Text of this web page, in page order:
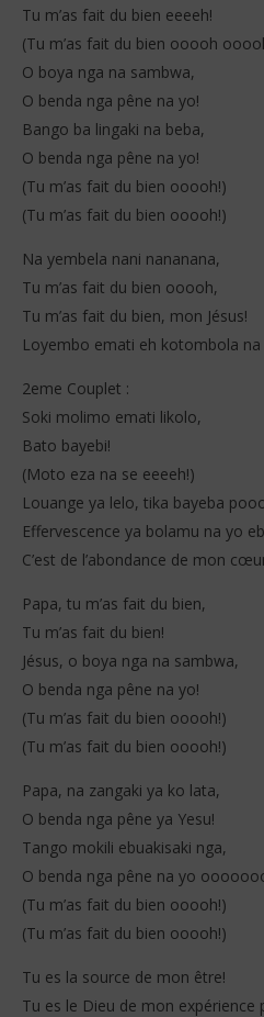
Tu m’as fait du bien eeeeh!
(Tu m’as fait du bien ooooh
O boya nga na sambwa,
O benda nga pêne na yo!
Bango ba lingaki na beba,
O benda nga pêne na yo!
(Tu m’as fait du bien ooooh!)
(Tu m’as fait du bien ooooh!)
Na yembela nani nananana,
Tu m’as fait du bien ooooh,
Tu m’as fait du bien, mon Jésus!
Loyembo emati eh kotombola
2eme Couplet :
Soki molimo emati likolo,
Bato bayebi!
(Moto eza na se eeeeh!)
Louange ya lelo, tika bayeba
Effervescence ya bolamu na yo
C’est de l’abondance de mon
Papa, tu m’as fait du bien,
Tu m’as fait du bien!
Jésus, o boya nga na sambwa,
O benda nga pêne na yo!
(Tu m’as fait du bien ooooh!)
(Tu m’as fait du bien ooooh!)
Papa, na zangaki ya ko lata,
O benda nga pêne ya Yesu!
Tango mokili ebuakisaki nga,
O benda nga pêne na yo
(Tu m’as fait du bien ooooh!)
(Tu m’as fait du bien ooooh!)
Tu es la source de mon être!
Tu es le Dieu de mon expérience